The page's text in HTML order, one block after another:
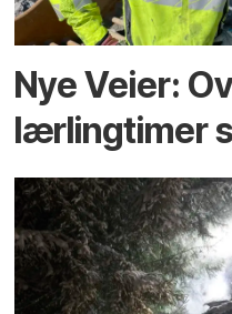
Nye Veier:
lærlingtimer